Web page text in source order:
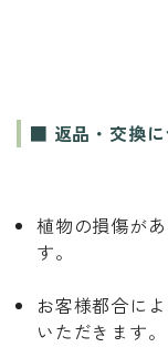
■ 返品・交換に
植物の損傷が
す。
お客様都合に
いただきます。